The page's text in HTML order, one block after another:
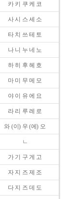
카 키 쿠 케 코
사 시 스 세 소
타 치 쓰 테 토
나 니 누 네 노
하 히 후 헤 호
마 미 무 메 모
야 이 유 에 요
라 리 루 레 로
와 (이) 우 (에) 오
ㄴ
가 기 구 게 고
자 지 즈 제 조
다 지 즈 데 도